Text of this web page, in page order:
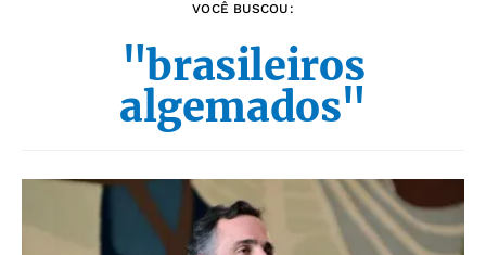
VOCÊ BUSCOU:
"brasileiros
algemados"